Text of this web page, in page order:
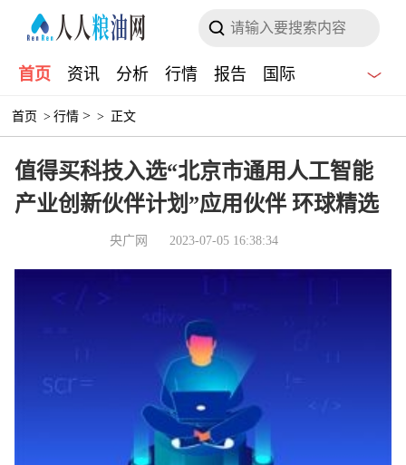
首页 资讯 分析 行情 报告 国际
首页 > 行情 > > 正文
值得买科技入选“北京市通用人工智能
产业创新伙伴计划”应用伙伴 环球精选
央广网 2023-07-05 16:38:34